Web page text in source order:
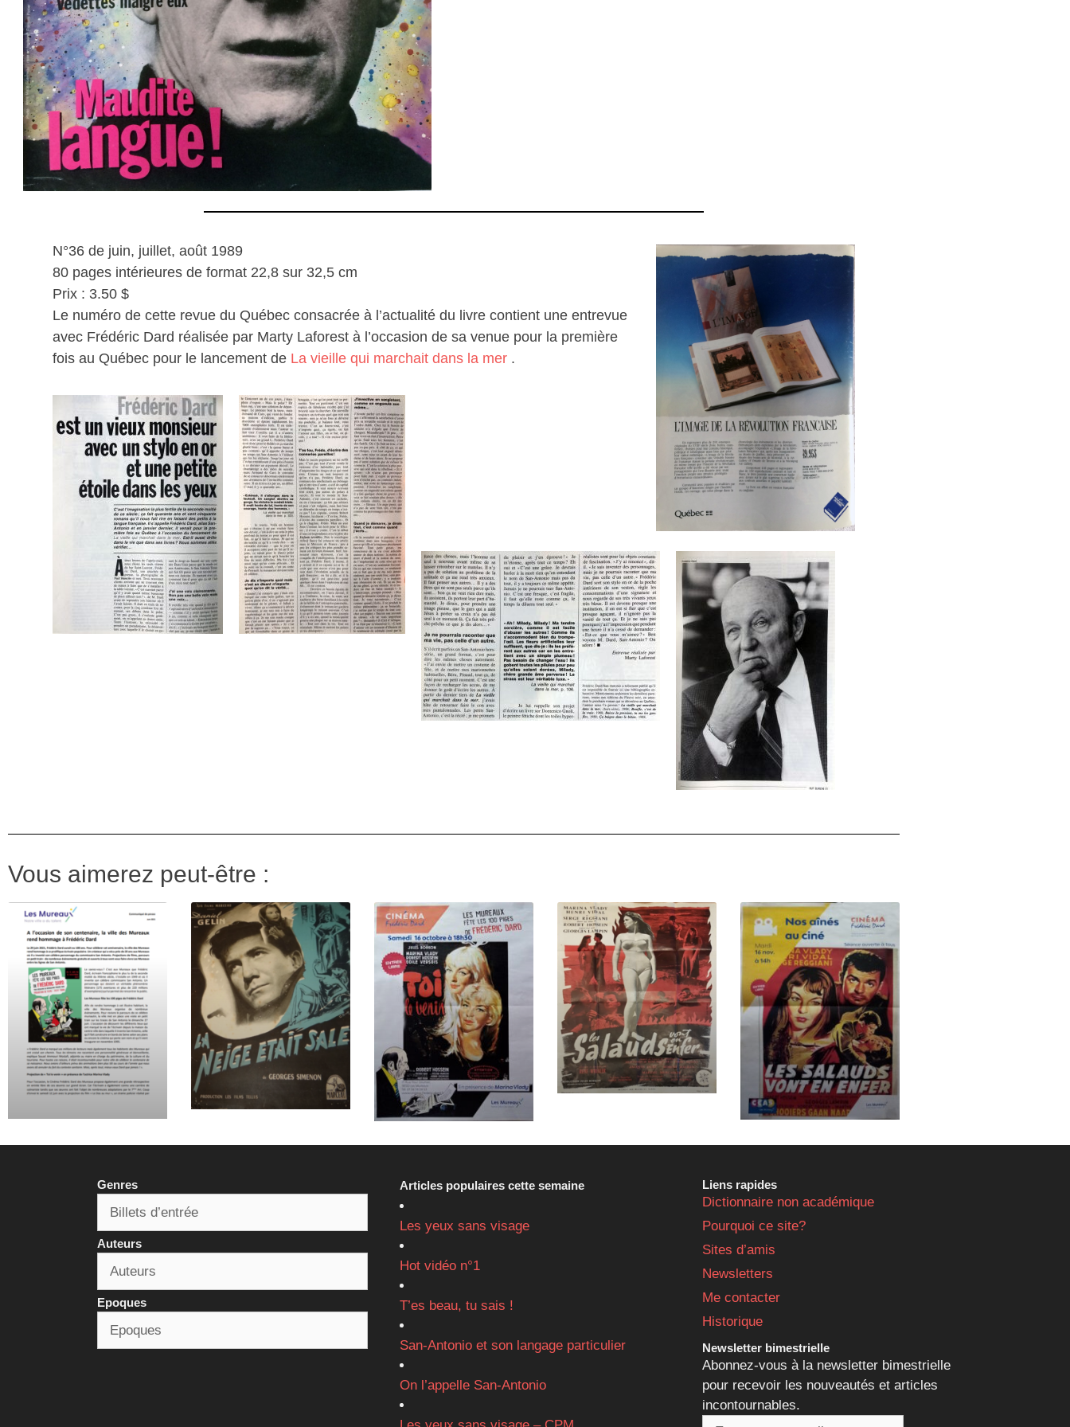
N°36 de juin, juillet, août 1989
80 pages intérieures de format 22,8 sur 32,5 cm
Prix : 3.50 $
Le numéro de cette revue du Québec consacrée à l’actualité du livre contient une entrevue
avec Frédéric Dard réalisée par Marty Laforest à l’occasion de sa venue pour la première
fois au Québec pour le lancement de La vieille qui marchait dans la mer .
Vous aimerez peut-être :
Genres
Auteurs
Epoques
Articles populaires cette semaine
Les yeux sans visage
Hot vidéo n°1
T’es beau, tu sais !
San-Antonio et son langage particulier
On l’appelle San-Antonio
Liens rapides
Dictionnaire non académique
Pourquoi ce site?
Sites d’amis
Newsletters
Me contacter
Historique
Newsletter bimestrielle
Abonnez-vous à la newsletter bimestrielle
pour recevoir les nouveautés et articles
incontournables.